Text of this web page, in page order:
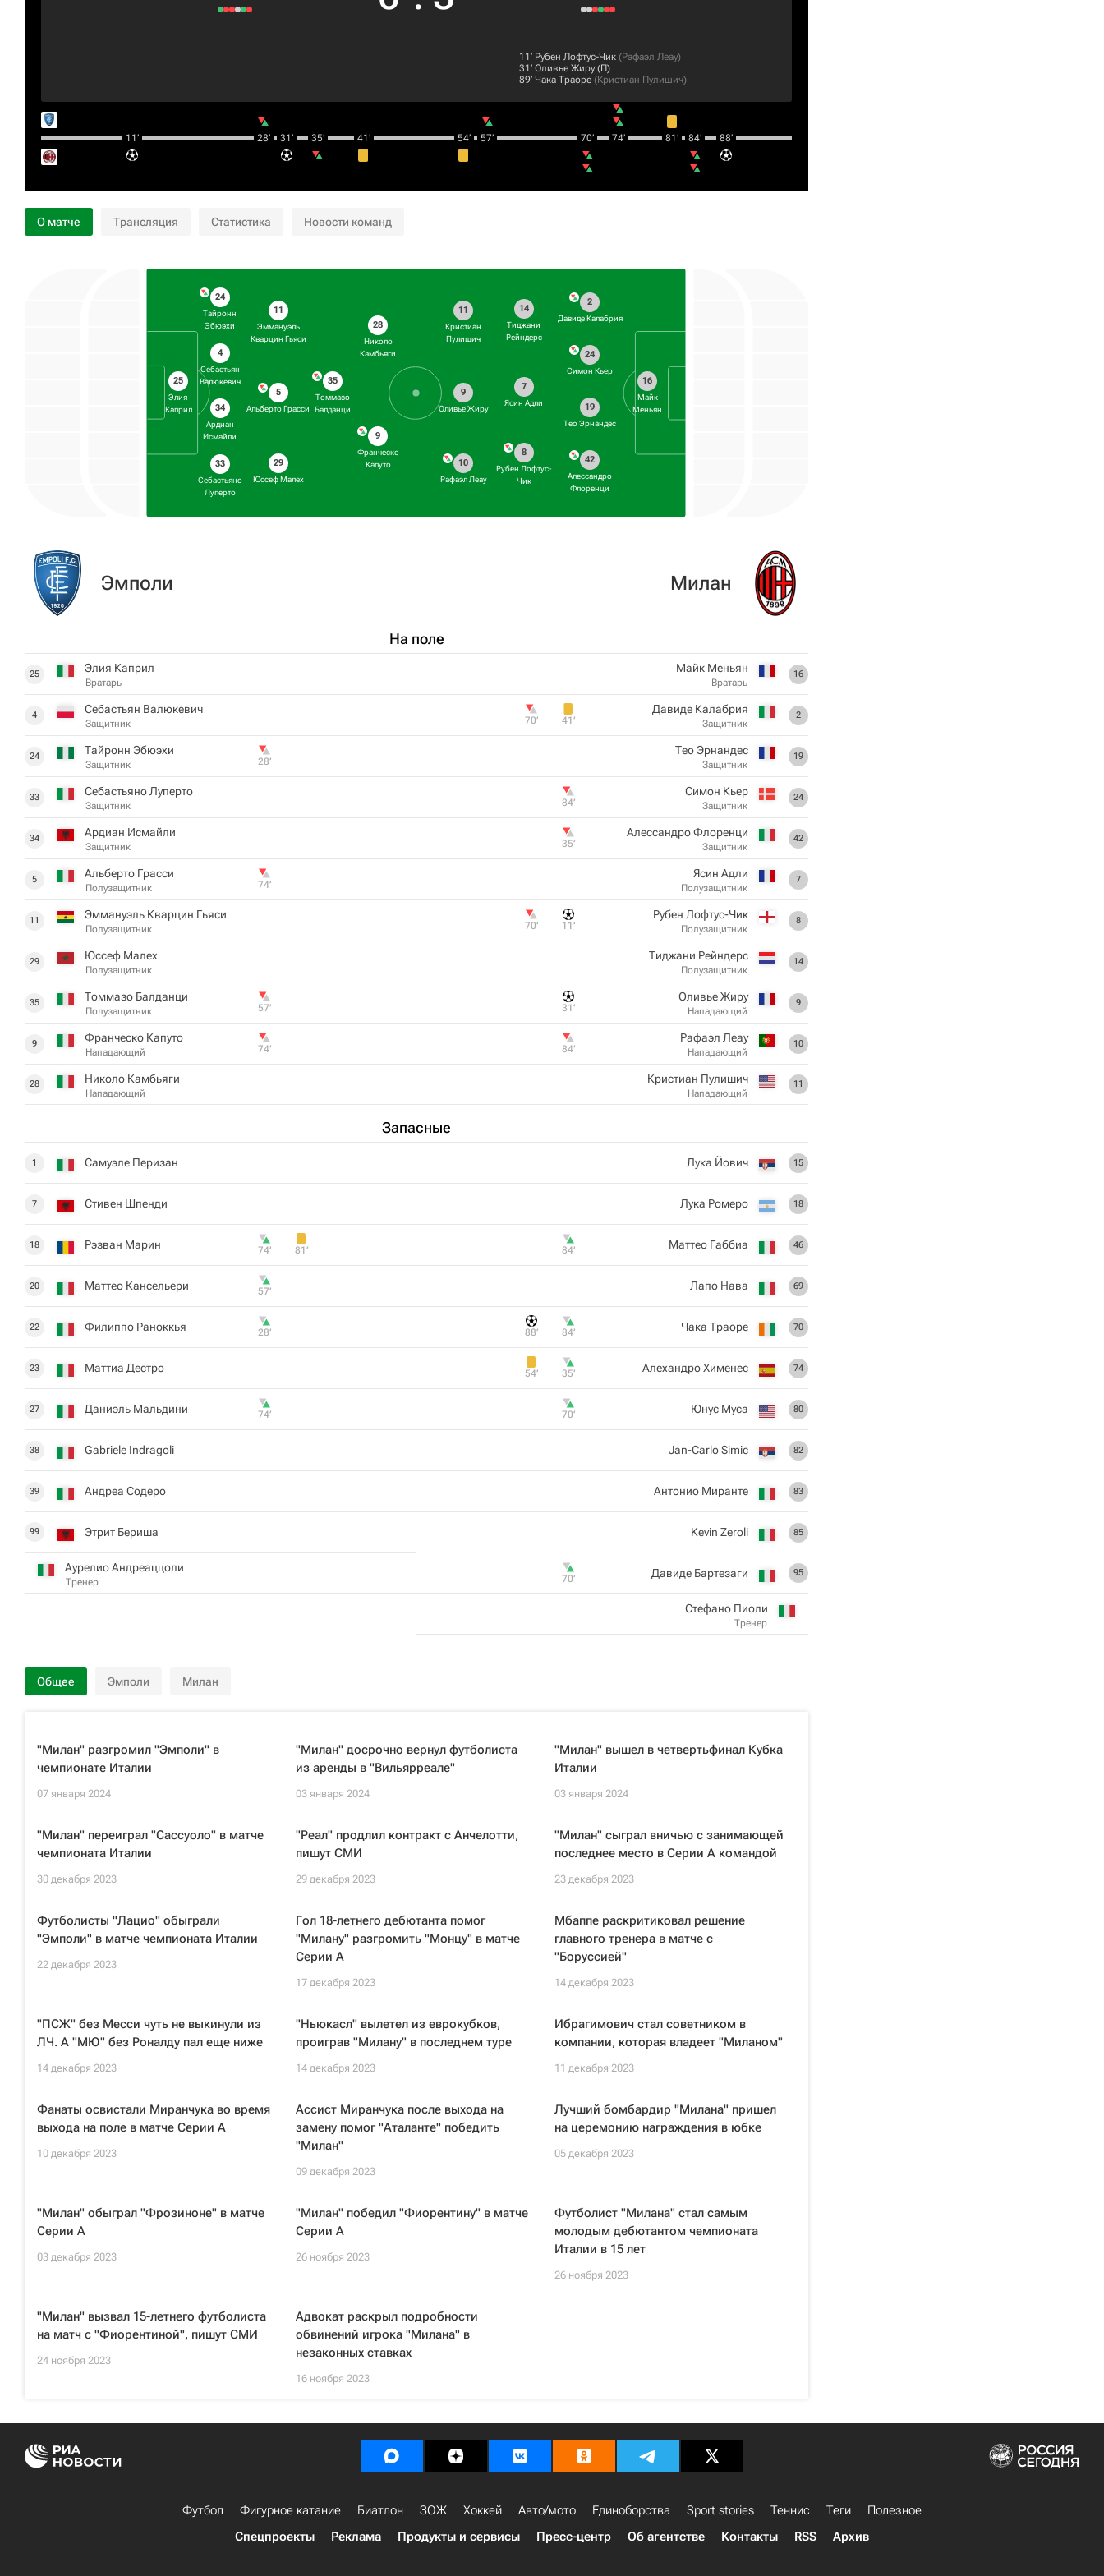
11‎’‎ Рубен Лофтус-Чик (Рафаэл Леау)
31‎’‎ Оливье Жиру(П)
89‎’‎ Чака Траоре (Кристиан Пулишич)
11‎’‎ 28‎’‎ 31‎’‎ 35‎’‎ 41‎’‎ 54‎’‎ 57‎’‎ 70‎’‎ 74‎’‎ 81‎’‎ 84‎’‎ 88‎’‎
О матче Трансляция Статистика Новости команд
25
Элия ​​
Каприл
24
Тайронн
Эбюэхи
4
Себастьян
Валюкевич
34
Ардиан
Исмайли
33
Себастьяно
Луперто
11
Эммануэль
Кварцин Гьяси
5
Альберто Грасси
29
Юссеф Малех
35
Томмазо
Балданци
28
Николо
Камбьяги
9
Франческо
Капуто
16
Майк
Меньян
2
Давиде Калабрия
24
Симон Кьер
19
Тео Эрнандес
42
Алессандро
Флоренци
14
Тиджани
Рейндерс
7
Ясин Адли
8
Рубен Лофтус-
Чик
11
Кристиан
Пулишич
9
Оливье Жиру
10
Рафаэл Леау
Эмполи
На поле
25 Элия ​​Каприл
Вратарь
4 Себастьян Валюкевич
Защитник
24 Тайронн Эбюэхи
Защитник 28‎’‎
33 Себастьяно Луперто
Защитник
34 Ардиан Исмайли
Защитник
5 Альберто Грасси
Полузащитник 74‎’‎
11 Эммануэль Кварцин Гьяси
Полузащитник
29 Юссеф Малех
Полузащитник
35 Томмазо Балданци
Полузащитник 57‎’‎
9 Франческо Капуто
Нападающий 74‎’‎
28 Николо Камбьяги
Нападающий
Запасные
1 Самуэле Перизан
7 Стивен Шпенди
18 Рэзван Марин 74‎’‎ 81‎’‎
20 Маттео Кансельери 57‎’‎
22 Филиппо Раноккья 28‎’‎
23 Маттиа Дестро
27 Даниэль Мальдини 74‎’‎
38 Gabriele Indragoli
39 Андреа Содеро
99 Этрит Бериша
Аурелио Андреаццоли
Тренер
Милан
16
Майк Меньян
Вратарь
2
Давиде Калабрия
Защитник
41‎’‎
70‎’‎
19
Тео Эрнандес
Защитник
24
Симон Кьер
Защитник
84‎’‎
42
Алессандро Флоренци
Защитник
35‎’‎
7
Ясин Адли
Полузащитник
8
Рубен Лофтус-Чик
Полузащитник
11‎’‎
70‎’‎
14
Тиджани Рейндерс
Полузащитник
9
Оливье Жиру
Нападающий
31‎’‎
10
Рафаэл Леау
Нападающий
84‎’‎
11
Кристиан Пулишич
Нападающий
15
Лука Йович
18
Лука Ромеро
46
Маттео Габбиа
84‎’‎
69
Лапо Нава
70
Чака Траоре
84‎’‎
88‎’‎
74
Алехандро Хименес
35‎’‎
54‎’‎
80
Юнус Муса
70‎’‎
82
Jan-Carlo Simic
83
Антонио Миранте
85
Kevin Zeroli
95
Давиде Бартезаги
70‎’‎
Стефано Пиоли
Тренер
Общее Эмполи Милан
"Милан" разгромил "Эмполи" в
чемпионате Италии
07 января 2024
"Милан" досрочно вернул футболиста
из аренды в "Вильярреале"
03 января 2024
"Милан" вышел в четвертьфинал Кубка
Италии
03 января 2024
"Милан" переиграл "Сассуоло" в матче
чемпионата Италии
30 декабря 2023
"Реал" продлил контракт с Анчелотти,
пишут СМИ
29 декабря 2023
"Милан" сыграл вничью с занимающей
последнее место в Серии A командой
23 декабря 2023
Футболисты "Лацио" обыграли
"Эмполи" в матче чемпионата Италии
22 декабря 2023
Гол 18-летнего дебютанта помог
"Милану" разгромить "Монцу" в матче
Серии А
17 декабря 2023
Мбаппе раскритиковал решение
главного тренера в матче с
"Боруссией"
14 декабря 2023
"ПСЖ" без Месси чуть не выкинули из
ЛЧ. А "МЮ" без Роналду пал еще ниже
14 декабря 2023
"Ньюкасл" вылетел из еврокубков,
проиграв "Милану" в последнем туре
14 декабря 2023
Ибрагимович стал советником в
компании, которая владеет "Миланом"
11 декабря 2023
Фанаты освистали Миранчука во время
выхода на поле в матче Серии А
10 декабря 2023
Ассист Миранчука после выхода на
замену помог "Аталанте" победить
"Милан"
09 декабря 2023
Лучший бомбардир "Милана" пришел
на церемонию награждения в юбке
05 декабря 2023
"Милан" обыграл "Фрозиноне" в матче
Серии А
03 декабря 2023
"Милан" победил "Фиорентину" в матче
Серии А
26 ноября 2023
Футболист "Милана" стал самым
молодым дебютантом чемпионата
Италии в 15 лет
26 ноября 2023
"Милан" вызвал 15-летнего футболиста
на матч с "Фиорентиной", пишут СМИ
24 ноября 2023
Адвокат раскрыл подробности
обвинений игрока "Милана" в
незаконных ставках
16 ноября 2023
Футбол Фигурное катание Биатлон ЗОЖ Хоккей Авто/мото Единоборства Sport stories Теннис Теги
Полезное
Спецпроекты
Реклама Продукты и сервисы Пресс-центр Об агентстве Контакты RSS Архив